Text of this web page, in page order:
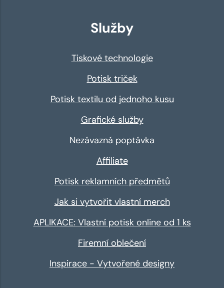
Služby
Tiskové technologie
Potisk triček
Potisk textilu od jednoho kusu
Grafické služby
Nezávazná poptávka
Affiliate
Potisk reklamních předmětů
Jak si vytvořit vlastní merch
APLIKACE: Vlastní potisk online od 1 ks
Firemní oblečení
Inspirace - Vytvořené designy